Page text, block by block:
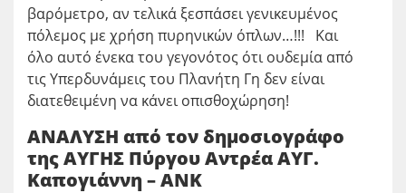
βαρόμετρο, αν τελικά ξεσπάσει γενικευμένος
πόλεμος με χρήση πυρηνικών όπλων…!!! Και
όλο αυτό ένεκα του γεγονότος ότι ουδεμία από
τις Υπερδυνάμεις του Πλανήτη Γη δεν είναι
διατεθειμένη να κάνει οπισθοχώρηση!
ΑΝΑΛΥΣΗ από τον δημοσιογράφο
της ΑΥΓΗΣ Πύργου Αντρέα ΑΥΓ.
Καπογιάννη – ΑΝΚ